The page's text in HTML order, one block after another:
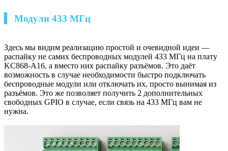
▍ Модули 433 МГц
Здесь мы видим реализацию простой и очевидной идеи —
распайку не самих беспроводных модулей 433 МГц на плату
KC868-A16, а вместо них распайку разъёмов. Это даёт
возможность в случае необходимости быстро подключать
беспроводные модули или отключать их, просто вынимая из
разъёмов. Это же позволяет получить 2 дополнительных
свободных GPIO в случае, если связь на 433 МГц вам не
нужна.